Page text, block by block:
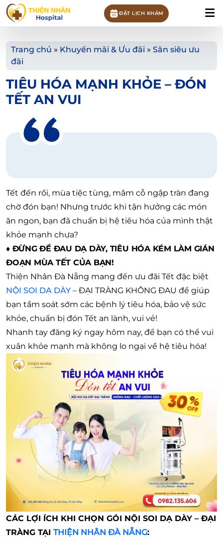
ĐẶT LỊCH KHÁM
Trang chủ » Khuyến mãi & Ưu đãi » Săn siêu ưu
đãi
TIÊU HÓA MẠNH KHỎE – ĐÓN
TẾT AN VUI
Tết đến rồi, mùa tiệc tùng, mâm cỗ ngập tràn đang
chờ đón bạn! Nhưng trước khi tận hưởng các món
ăn ngon, bạn đã chuẩn bị hệ tiêu hóa của mình thật
khỏe mạnh chưa?
♦ĐỪNG ĐỂ ĐAU DẠ DÀY, TIÊU HÓA KÉM LÀM GIÁN
ĐOẠN MÙA TẾT CỦA BẠN!
Thiện Nhân Đà Nẵng mang đến ưu đãi Tết đặc biệt
NỘI SOI DẠ DÀY – ĐẠI TRÀNG KHÔNG ĐAU để giúp
bạn tầm soát sớm các bệnh lý tiêu hóa, bảo vệ sức
khỏe, chuẩn bị đón Tết an lành, vui vẻ!
Nhanh tay đăng ký ngay hôm nay, để bạn có thể vui
xuân khỏe mạnh mà không lo ngại về hệ tiêu hóa!
CÁC LỢI ÍCH KHI CHỌN GÓI NỘI SOI DẠ DÀY – ĐẠI
TRÀNG TẠI THIỆN NHÂN ĐÀ NẴNG: